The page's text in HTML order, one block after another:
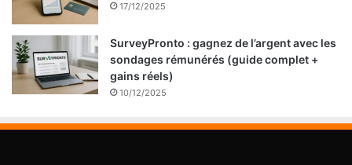
17/12/2025
SurveyPronto : gagnez de l’argent avec les
sondages rémunérés (guide complet +
gains réels)
10/12/2025